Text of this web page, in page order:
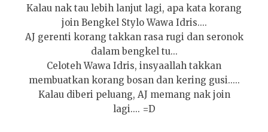
Kalau nak tau lebih lanjut lagi, apa kata korang
join Bengkel Stylo Wawa Idris....
AJ gerenti korang takkan rasa rugi dan seronok
dalam bengkel tu...
Celoteh Wawa Idris, insyaallah takkan
membuatkan korang bosan dan kering gusi.....
Kalau diberi peluang, AJ memang nak join
lagi.... =D